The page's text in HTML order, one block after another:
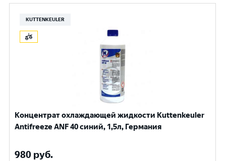
KUTTENKEULER
Концентрат охлаждающей жидкости Kuttenkeuler
Antifreeze ANF 40 синий, 1,5л, Германия
980 руб.